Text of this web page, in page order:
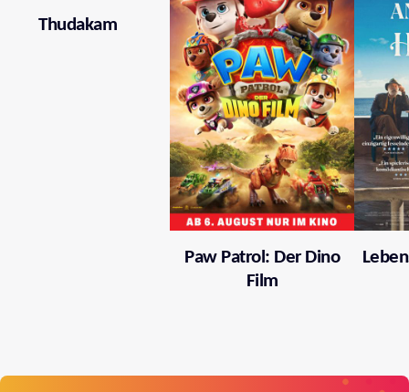
Thudakam
Paw Patrol: Der Dino
Film